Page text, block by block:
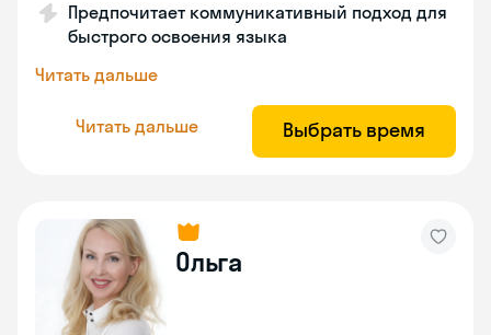
Предпочитает коммуникативный подход для
быстрого освоения языка
Читать дальше
Читать дальше Выбрать время
Ольга